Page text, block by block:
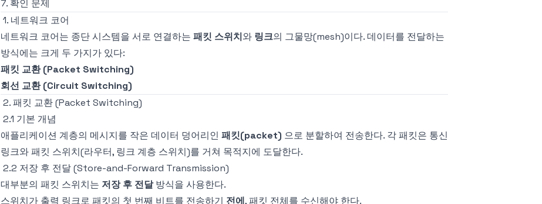
7. 확인 문제
1. 네트워크 코어
네트워크 코어는 종단 시스템을 서로 연결하는 패킷 스위치와 링크의 그물망(mesh)이다. 데이터를 전달하는
방식에는 크게 두 가지가 있다:
패킷 교환 (Packet Switching)
회선 교환 (Circuit Switching)
2. 패킷 교환 (Packet Switching)
2.1 기본 개념
애플리케이션 계층의 메시지를 작은 데이터 덩어리인 패킷(packet) 으로 분할하여 전송한다. 각 패킷은 통신
링크와 패킷 스위치(라우터, 링크 계층 스위치)를 거쳐 목적지에 도달한다.
2.2 저장 후 전달 (Store-and-Forward Transmission)
대부분의 패킷 스위치는 저장 후 전달방식을 사용한다.
스위치가 출력 링크로 패킷의 첫 번째 비트를 전송하기 전에, 패킷 전체를 수신해야 한다.